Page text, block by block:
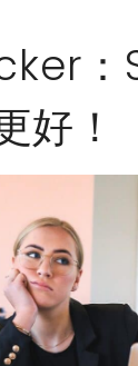
好！